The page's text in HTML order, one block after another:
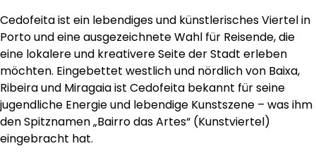
Cedofeita ist ein lebendiges und künstlerisches Viertel in
Porto und eine ausgezeichnete Wahl für Reisende, die
eine lokalere und kreativere Seite der Stadt erleben
möchten. Eingebettet westlich und nördlich von Baixa,
Ribeira und Miragaia ist Cedofeita bekannt für seine
jugendliche Energie und lebendige Kunstszene – was ihm
den Spitznamen „Bairro das Artes“ (Kunstviertel)
eingebracht hat.